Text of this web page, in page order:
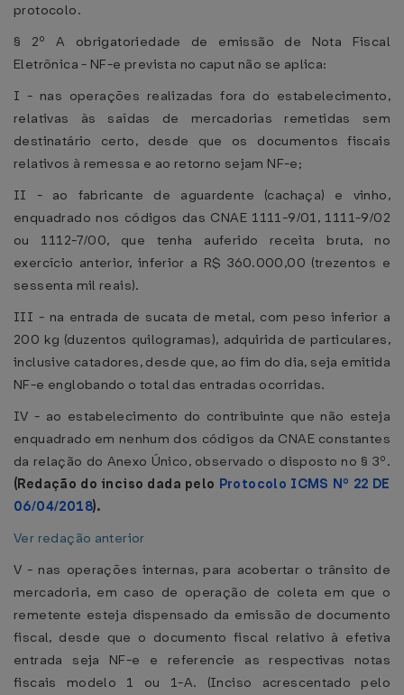
protocolo.
§ 2º A obrigatoriedade de emissão de Nota Fiscal
Eletrônica - NF-e prevista no caput não se aplica:
I - nas operações realizadas fora do estabelecimento,
relativas às saídas de mercadorias remetidas sem
destinatário certo, desde que os documentos fiscais
relativos à remessa e ao retorno sejam NF-e;
II - ao fabricante de aguardente (cachaça) e vinho,
enquadrado nos códigos das CNAE 1111-9/01, 1111-9/02
ou 1112-7/00, que tenha auferido receita bruta, no
exercício anterior, inferior a R$ 360.000,00 (trezentos e
sessenta mil reais).
III - na entrada de sucata de metal, com peso inferior a
200 kg (duzentos quilogramas), adquirida de particulares,
inclusive catadores, desde que, ao fim do dia, seja emitida
NF-e englobando o total das entradas ocorridas.
IV - ao estabelecimento do contribuinte que não esteja
enquadrado em nenhum dos códigos da CNAE constantes
da relação do Anexo Único, observado o disposto no § 3º.
(Redação do inciso dada pelo Protocolo ICMS Nº 22 DE
06/04/2018).
Ver redação anterior
V - nas operações internas, para acobertar o trânsito de
mercadoria, em caso de operação de coleta em que o
remetente esteja dispensado da emissão de documento
fiscal, desde que o documento fiscal relativo à efetiva
entrada seja NF-e e referencie as respectivas notas
fiscais modelo 1 ou 1-A. (Inciso acrescentado pelo